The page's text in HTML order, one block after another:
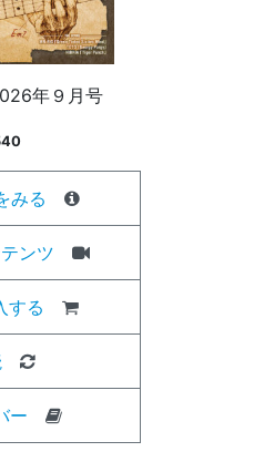
年９月号
みる
ンツ
する
ー